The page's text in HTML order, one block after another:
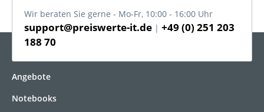
Wir beraten Sie gerne - Mo-Fr, 10:00 - 16:00 Uhr
support@preiswerte-it.de | +49 (0) 251 203
188 70
Angebote
Notebooks